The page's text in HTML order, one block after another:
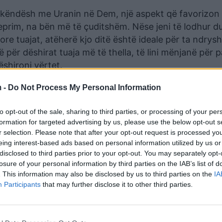
- Do Not Process My Personal Information
opt-out of the sale, sharing to third parties, or processing of your
for targeted advertising by us, please use the below opt-out
selection. Please note that after your opt-out request is processed
interest-based ads based on personal information utilized by us
to third parties prior to your opt-out. You may separately
of your personal information by third parties on the IAB’s list of
This information may also be disclosed by us to third parties on the
Participants that may further disclose it to other third parties.
me Uranin në Dem, një aspekt që favorizon
na bën më të çuditshëm. Nëse jeni të lodhur
tuajat, atëherë kjo ditë është ideale për ta
dëshirat tuaja më të thella, të lini mënjanë për
vërtet.
shenjën e Gaforres, e cila është jashtëzakonisht e
në çështjet familjare dhe shtëpiake.
“fillimin e ri” nga larg. Merrni atë vendim që ju
menduar për të për vite me radhë, dërgojani
atë që dëshironi me të vërtetë dhe ndoshta